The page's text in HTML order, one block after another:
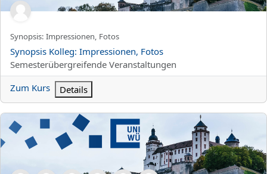
Kurzer Kursname
Synopsis: Impressionen, Fotos
Kursname
Synopsis Kolleg: Impressionen, Fotos
Kursbereich
Semesterübergreifende Veranstaltungen
Zum Kurs
Details
Bewegtes Arbeiten, Lehren &amp; Studieren